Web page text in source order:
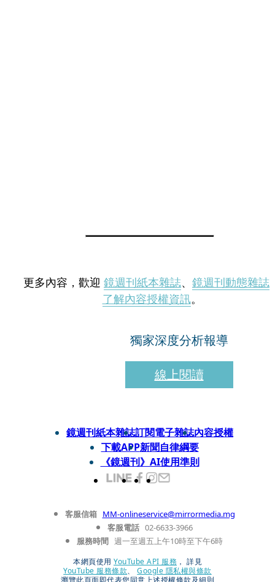
更多內容，歡迎 鏡週刊紙本雜誌、 鏡週刊動態雜誌
了解內容授權資訊。
獨家深度分析報導
線上閱讀
鏡週刊紙本雜誌訂閱電子雜誌內容授權
下載APP新聞自律綱要
《鏡週刊》AI使用準則
客服信箱 MM-onlineservice@mirrormedia.mg
客服電話 02-6633-3966
服務時間 週一至週五上午10時至下午6時
本網頁使用 YouTube API 服務 ， 詳見
YouTube 服務條款、
Google 隱私權與條款
瀏覽此頁面即代表您同意上述授權條款及細則